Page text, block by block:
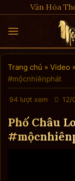
to
content
Văn Hóa
Trang chủ » Video »
#mộcnhiênphát
94 lượt xem 12/
Phố Châu